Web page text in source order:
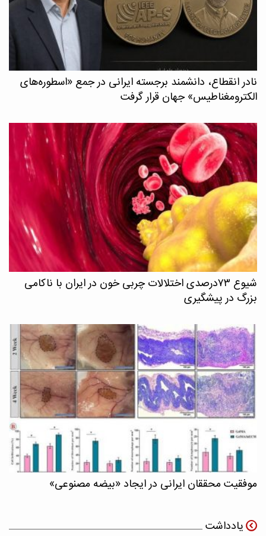
نادر انقطاع، دانشمند برجسته ایرانی در جمع «اسطوره‌های
الکترومغناطیس» جهان قرار گرفت
شیوع ۷۳درصدی اختلالات چربی خون در ایران با ناکامی
بزرگ در پیشگیری
موفقیت محققان ایرانی در ایجاد «بیضه مصنوعی»
یادداشت